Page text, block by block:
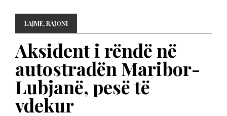
LAJME,RAJONI
Aksident i rëndë në
autostradën Maribor-
Lubjanë, pesë të
vdekur